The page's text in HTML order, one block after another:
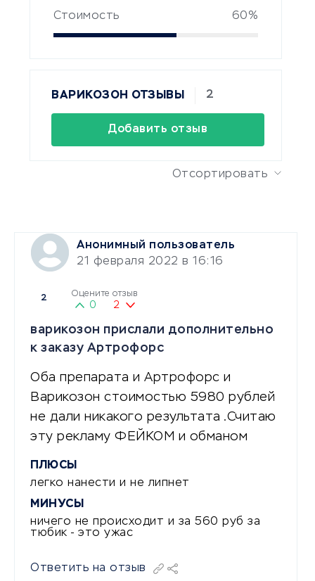
Стоимость 60%
ВАРИКОЗОН ОТЗЫВЫ 2
Добавить отзыв
Отсортировать
Анонимный пользователь
21 февраля 2022 в 16:16
2 Оцените отзыв
0 2
варикозон прислали дополнительно
к заказу Артрофорс
Оба препарата и Артрофорс и
Варикозон стоимостью 5980 рублей
не дали никакого результата .Считаю
эту рекламу ФЕЙКОМ и обманом
ПЛЮСЫ
легко нанести и не липнет
МИНУСЫ
ничего не происходит и за 560 руб за
тюбик - это ужас
Ответить на отзыв